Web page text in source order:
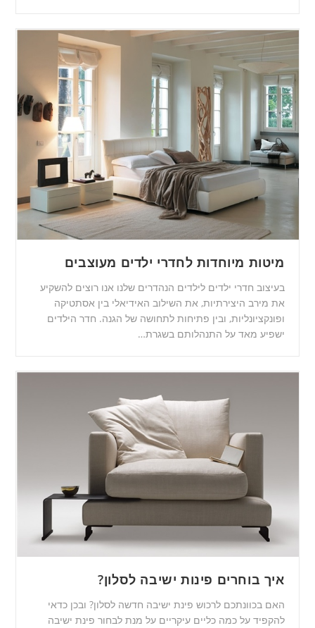
מיטות מיוחדות לחדרי ילדים מעוצבים
בעיצוב חדרי ילדים לילדים הנהדרים שלנו אנו רוצים להשקיע
את מירב היצירתיות, את השילוב האידיאלי בין אסתטיקה
ופונקציונליות, ובין פתיחות לתחושה של הגנה. חדר הילדים
ישפיע מאד על התנהלותם בשגרת…
איך בוחרים פינות ישיבה לסלון?
האם בכוונתכם לרכוש פינת ישיבה חדשה לסלון? ובכן כדאי
להקפיד על כמה כליים עיקריים על מנת לבחור פינת ישיבה